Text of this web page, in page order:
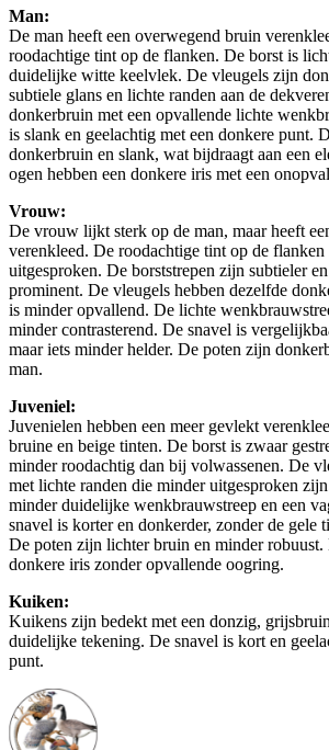
Man:
De man heeft een overwegend bruin
roodachtige tint op de flanken. De borst is
duidelijke witte keelvlek. De vleugels zijn
subtiele glans en lichte randen aan de
donkerbruin met een opvallende lichte
is slank en geelachtig met een donkere punt.
donkerbruin en slank, wat bijdraagt aan een
ogen hebben een donkere iris met een
Vrouw:
De vrouw lijkt sterk op de man, maar heeft
verenkleed. De roodachtige tint op de flanken
uitgesproken. De borststrepen zijn subtieler
prominent. De vleugels hebben dezelfde
is minder opvallend. De lichte
minder contrasterend. De snavel is
maar iets minder helder. De poten zijn
man.
Juveniel:
Juvenielen hebben een meer gevlekt
bruine en beige tinten. De borst is zwaar
minder roodachtig dan bij volwassenen. De
met lichte randen die minder uitgesproken
minder duidelijke wenkbrauwstreep en een
snavel is korter en donkerder, zonder de gele
De poten zijn lichter bruin en minder robuust.
donkere iris zonder opvallende oogring.
Kuiken:
Kuikens zijn bedekt met een donzig,
duidelijke tekening. De snavel is kort en
punt.